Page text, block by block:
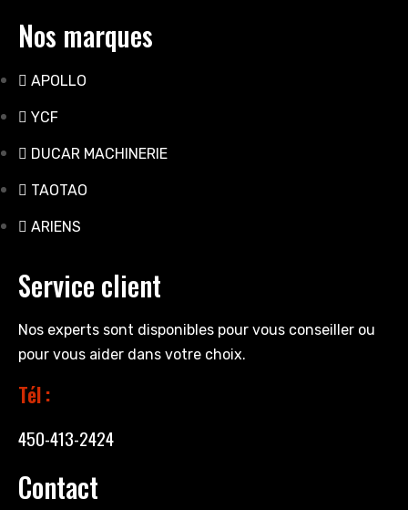
Nos marques
APOLLO
YCF
DUCAR MACHINERIE
TAOTAO
ARIENS
Service client
Nos experts sont disponibles pour vous conseiller ou
pour vous aider dans votre choix.
Tél :
450-413-2424
Contact